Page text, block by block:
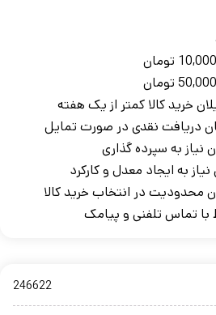
تومان
تومان
خرید کالا کمتر از یک هفته
دریافت نقدی در صورت تمایل
نیاز به سپرده گذاری
به ایجاد معدل و کارکرد
محدودیت در انتخاب خرید کالا
با تماس تلفنی و پیامک
246622